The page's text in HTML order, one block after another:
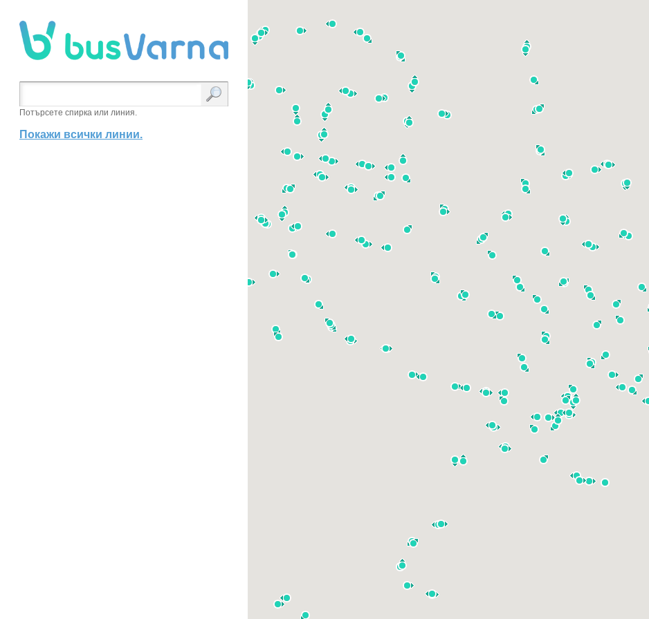
Потърсете спирка или линия.
Покажи всички линии.